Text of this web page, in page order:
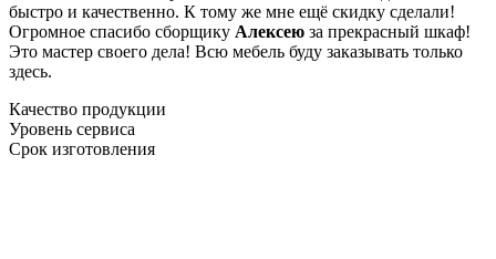
быстро и качественно. К тому же мне ещё скидку сделали!
Огромное спасибо сборщику Алексею за прекрасный шкаф!
Это мастер своего дела! Всю мебель буду заказывать только
здесь.
Качество продукции
Уровень сервиса
Срок изготовления